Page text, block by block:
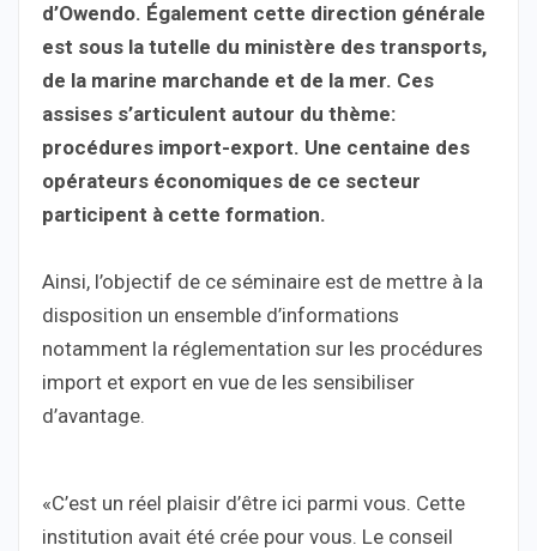
d’Owendo. Également cette direction générale
est sous la tutelle du ministère des transports,
de la marine marchande et de la mer. Ces
assises s’articulent autour du thème:
procédures import-export. Une centaine des
opérateurs économiques de ce secteur
participent à cette formation.
Ainsi, l’objectif de ce séminaire est de mettre à la
disposition un ensemble d’informations
notamment la réglementation sur les procédures
import et export en vue de les sensibiliser
d’avantage.
«C’est un réel plaisir d’être ici parmi vous. Cette
institution avait été crée pour vous. Le conseil